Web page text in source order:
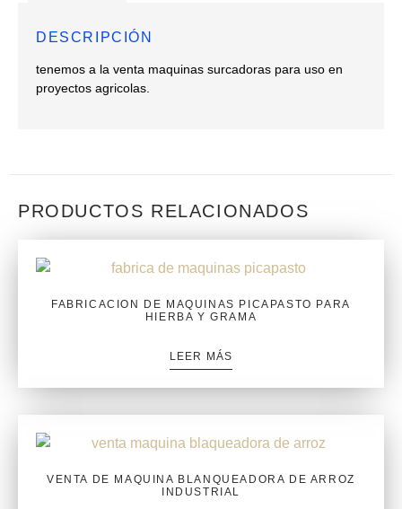
DESCRIPCIÓN
tenemos a la venta maquinas surcadoras para uso en
proyectos agricolas.
PRODUCTOS RELACIONADOS
FABRICACION DE MAQUINAS PICAPASTO PARA
HIERBA Y GRAMA
LEER MÁS
VENTA DE MAQUINA BLANQUEADORA DE ARROZ
INDUSTRIAL